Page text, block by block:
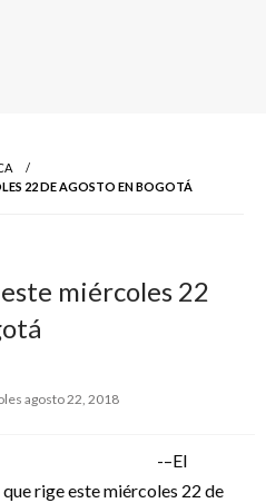
22 DE AGOSTO EN BOGOTÁ
miércoles 22
agosto 22, 2018
-–El
rige este miércoles 22 de